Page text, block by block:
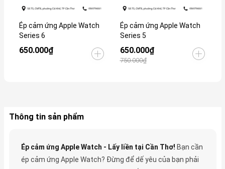
Ép cảm ứng Apple Watch
Series 6
650.000₫
Ép cảm ứng Apple Watch
Series 5
650.000₫
750.000₫
Thông tin sản phẩm
Ép cảm ứng Apple Watch - Lấy liền tại Cần Thơ! Bạn cần
ép cảm ứng Apple Watch? Đừng để dế yêu của bạn phải